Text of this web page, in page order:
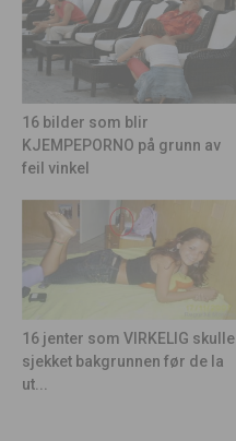
16 bilder som blir
KJEMPEPORNO på grunn av
feil vinkel
16 jenter som VIRKELIG skulle
sjekket bakgrunnen før de la
ut...